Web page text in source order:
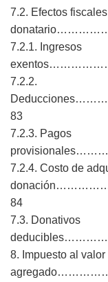
7.2. Efectos fiscales
7.2.1. Ingresos
7.2.2.
83
7.2.3. Pagos
7.2.4. Costo de
84
7.3. Donativos
8. Impuesto al valor